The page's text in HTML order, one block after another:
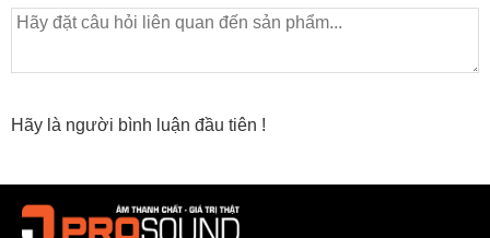
Hãy là người bình luận đầu tiên !